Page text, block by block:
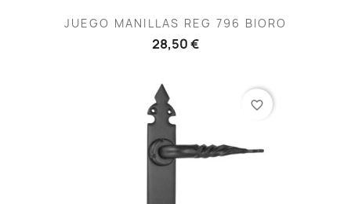
JUEGO MANILLAS REG 796 BIORO
28,50 €
favorite_border